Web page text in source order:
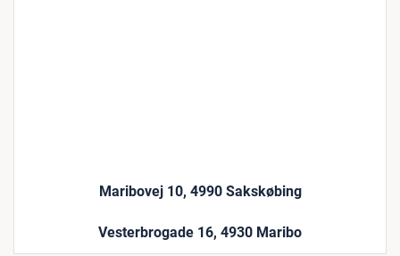
Maribovej 10, 4990 Sakskøbing
Vesterbrogade 16, 4930 Maribo